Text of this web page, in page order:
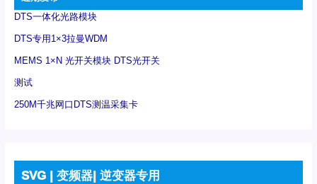
DTS一体化光路模块
DTS专用1×3拉曼WDM
MEMS 1×N 光开关模块 DTS光开关
测试
250M千兆网口DTS测温采集卡
SVG | 变频器| 逆变器专用